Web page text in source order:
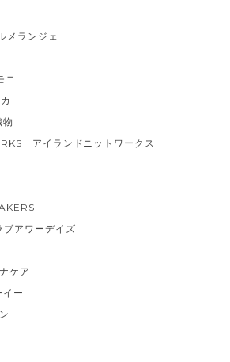
ランジェ
ニ
アイランドニットワークス
アワーデイズ
ケア
ー